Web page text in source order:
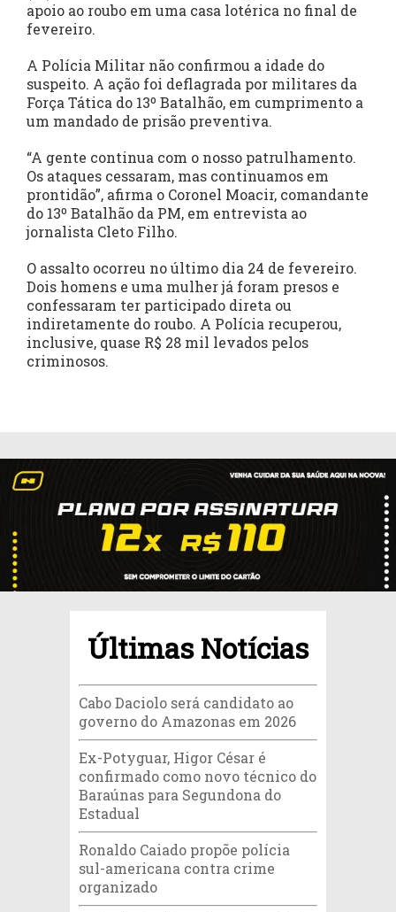
apoio ao roubo em uma casa lotérica no final de
fevereiro.
A Polícia Militar não confirmou a idade do
suspeito. A ação foi deflagrada por militares da
Força Tática do 13º Batalhão, em cumprimento a
um mandado de prisão preventiva.
“A gente continua com o nosso patrulhamento.
Os ataques cessaram, mas continuamos em
prontidão”, afirma o Coronel Moacir, comandante
do 13º Batalhão da PM, em entrevista ao
jornalista Cleto Filho.
O assalto ocorreu no último dia 24 de fevereiro.
Dois homens e uma mulher já foram presos e
confessaram ter participado direta ou
indiretamente do roubo. A Polícia recuperou,
inclusive, quase R$ 28 mil levados pelos
criminosos.
Últimas Notícias
Cabo Daciolo será candidato ao
governo do Amazonas em 2026
Ex-Potyguar, Higor César é
confirmado como novo técnico do
Baraúnas para Segundona do
Estadual
Ronaldo Caiado propõe polícia
sul-americana contra crime
organizado